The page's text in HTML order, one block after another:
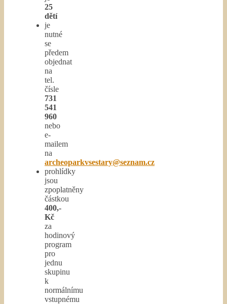
25
dětí
je
nutné
se
předem
objednat
na
tel.
čísle
731
541
960
nebo
e-
mailem
na
archeoparkvsestary@seznam.cz
prohlídky
jsou
zpoplatněny
částkou
400,-
Kč
za
hodinový
program
pro
jednu
skupinu
k
normálnímu
vstupnému